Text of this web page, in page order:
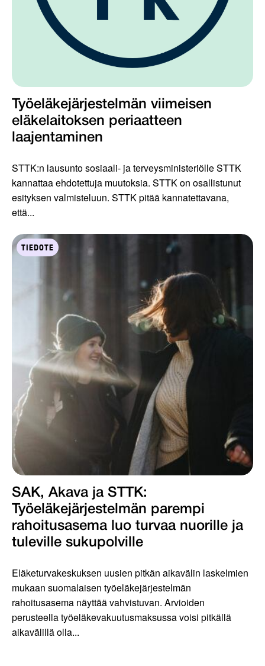
Työeläkejärjestelmän viimeisen
eläkelaitoksen periaatteen
laajentaminen
STTK:n lausunto sosiaali- ja terveysministeriölle STTK
kannattaa ehdotettuja muutoksia. STTK on osallistunut
esityksen valmisteluun. STTK pitää kannatettavana,
että...
TIEDOTE
SAK, Akava ja STTK:
Työeläkejärjestelmän parempi
rahoitusasema luo turvaa nuorille ja
tuleville sukupolville
Eläketurvakeskuksen uusien pitkän aikavälin laskelmien
mukaan suomalaisen työeläkejärjestelmän
rahoitusasema näyttää vahvistuvan. Arvioiden
perusteella työeläkevakuutusmaksussa voisi pitkällä
aikavälillä olla...